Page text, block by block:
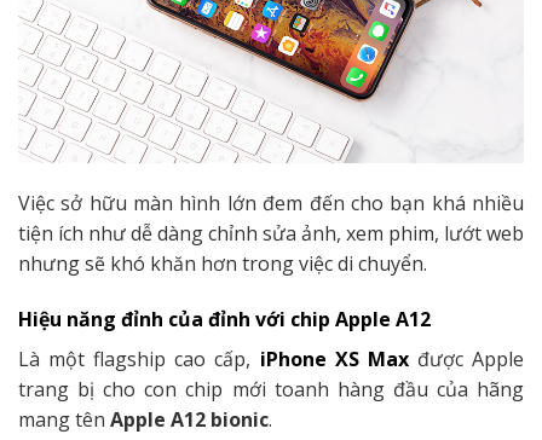
Việc sở hữu màn hình lớn đem đến cho bạn khá nhiều
tiện ích như dễ dàng chỉnh sửa ảnh, xem phim, lướt web
nhưng sẽ khó khăn hơn trong việc di chuyển.
Hiệu năng đỉnh của đỉnh với chip Apple A12
Là một flagship cao cấp, iPhone XS Max được Apple
trang bị cho con chip mới toanh hàng đầu của hãng
mang tên Apple A12 bionic.